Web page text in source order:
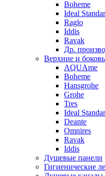
Boheme
Ideal
Raglo
Iddis
Ravak
Др.
Верхние и
AQUAme
Boheme
Hansgrohe
Grohe
Tres
Ideal
Deante
Omnires
Ravak
Iddis
Душевые панели
Гигиенические